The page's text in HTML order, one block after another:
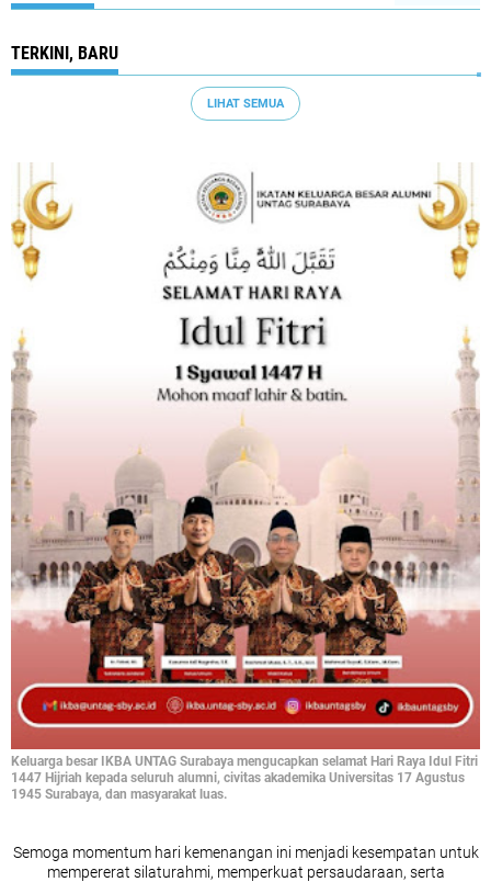
TERKINI, BARU
LIHAT SEMUA
Keluarga besar IKBA UNTAG Surabaya mengucapkan selamat Hari Raya Idul Fitri
1447 Hijriah kepada seluruh alumni, civitas akademika Universitas 17 Agustus
1945 Surabaya, dan masyarakat luas.
Semoga momentum hari kemenangan ini menjadi kesempatan untuk
mempererat silaturahmi, memperkuat persaudaraan, serta